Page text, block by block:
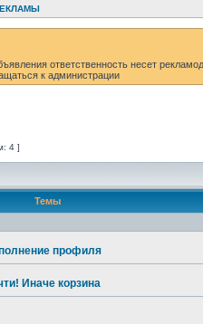
ответственность несет
к администрации
4 ]
Темы
профиля
Иначе корзина